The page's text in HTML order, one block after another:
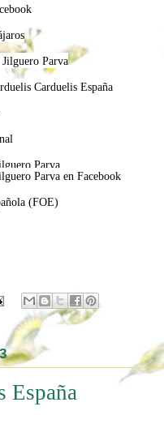
Parva
Carduelis España
Parva
Parva en Facebook
(FOE)
España